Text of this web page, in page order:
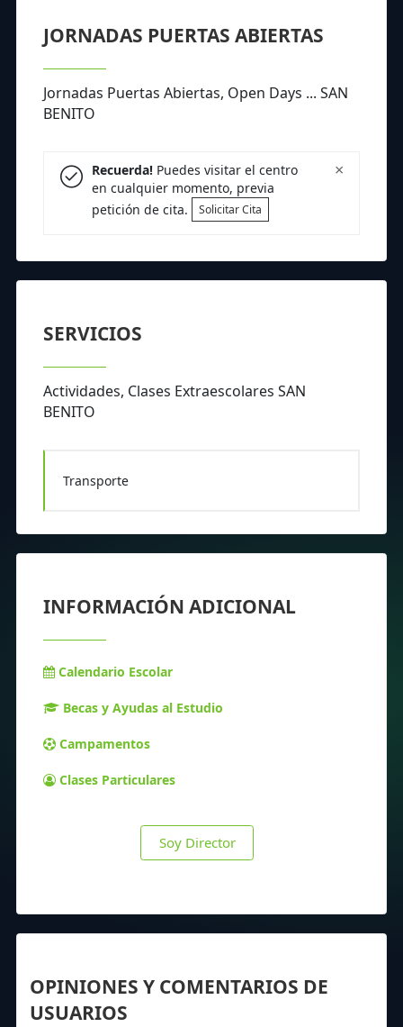
JORNADAS PUERTAS ABIERTAS
Jornadas Puertas Abiertas, Open Days ... SAN
BENITO
×
Recuerda!Puedes visitar el centro
en cualquier momento, previa
petición de cita.
Solicitar Cita
SERVICIOS
Actividades, Clases Extraescolares SAN
BENITO
Transporte
INFORMACIÓN ADICIONAL
Calendario Escolar
Becas y Ayudas al Estudio
Campamentos
Clases Particulares
Soy Director
OPINIONES Y COMENTARIOS DE
USUARIOS